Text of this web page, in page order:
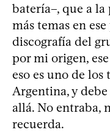
batería–, que a
más temas en
discografía del
por mi origen,
eso es uno de los
Argentina, y
allá. No entraba,
recuerda.